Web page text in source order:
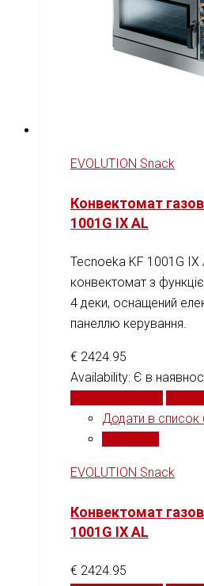
EVOLUTION Snack
Конвектомат
1001G IX AL
Tecnoeka KF 1001G IX
конвектомат з
4 деки, оснащений
панеллю керування.
€ 2424.95
Availability: Є в
Додати в
EVOLUTION Snack
Конвектомат
1001G IX AL
€ 2424.95